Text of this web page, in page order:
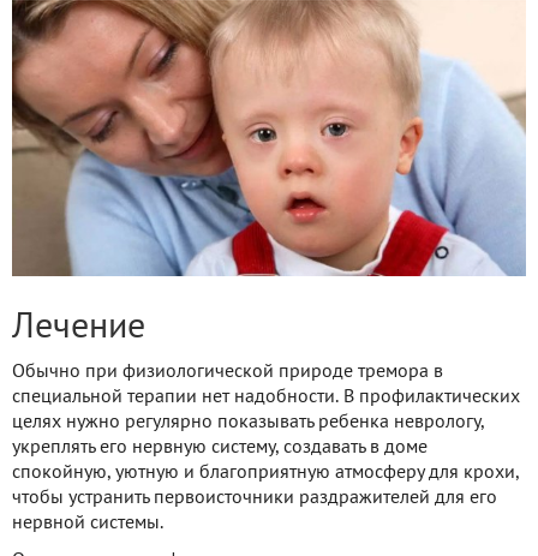
Лечение
Обычно при физиологической природе тремора в
специальной терапии нет надобности. В профилактических
целях нужно регулярно показывать ребенка неврологу,
укреплять его нервную систему, создавать в доме
спокойную, уютную и благоприятную атмосферу для крохи,
чтобы устранить первоисточники раздражителей для его
нервной системы.